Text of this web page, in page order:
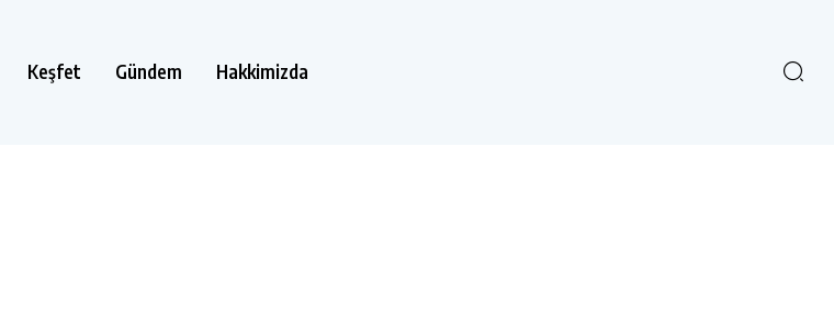
Keşfet Gündem Hakkimizda